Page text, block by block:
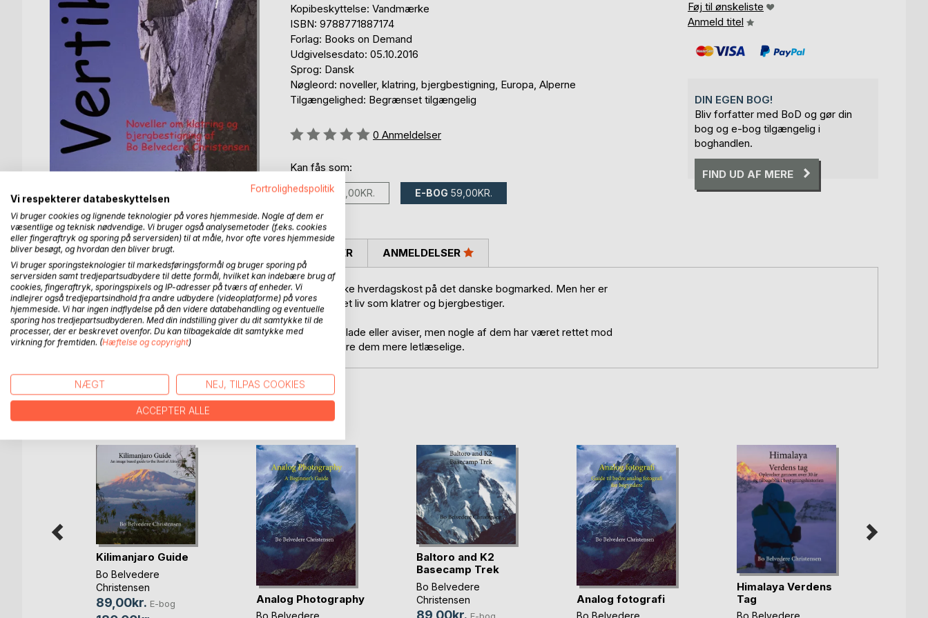
Kopibeskyttelse: Vandmærke
ISBN: 9788771887174
Forlag: Books on Demand
Udgivelsesdato: 05.10.2016
Sprog: Dansk
Nøgleord: noveller, klatring, bjergbestigning, Europa, Alperne
Tilgængelighed: Begrænset tilgængelig
Anmeldelse::
0 Anmeldelser
Kan fås som:
BOG 100,00KR. E-BOG 59,00KR.
Føj til ønskeliste
Anmeld titel
DIN EGEN BOG!
Bliv forfatter med BoD og gør din
bog og e-bog tilgængelig i
boghandlen.
FIND UD AF MERE
BESKRIVELSE
En novellesamling om klatring og bjergbestigning er det ikke hverdagskost på det danske bogmarked. Men her er
så en af slagsen. Den er samtidigt en delvis biografi over et liv som klatrer og bjergbestiger.
Mange af novellerne er oprindelig skrevet som artikler til blade eller aviser, men nogle af dem har været rettet mod
specialmagasiner og er derfor omarbejdet noget for at gøre dem mere letlæselige.
FORFATTER PRESSEN SKRIVER ANMELDELSER
FLERE TITLER HOSBoD
Kilimanjaro Guide
Bo Belvedere
Christensen
89,00kr. E-bog Analog Photography
Bo Belvedere
Baltoro and K2
Basecamp Trek
Bo Belvedere
Christensen
89,00kr. E-bog
Analog fotografi
Bo Belvedere
Himalaya Verdens
Tag
Bo Belvedere
Fortrolighedspolitik
Vi respekterer databeskyttelsen
Vi bruger cookies og lignende teknologier på vores hjemmeside. Nogle af dem er
væsentlige og teknisk nødvendige. Vi bruger også analysemetoder (f.eks. cookies
eller fingeraftryk og sporing på serversiden) til at måle, hvor ofte vores hjemmeside
bliver besøgt, og hvordan den bliver brugt.
Vi bruger sporingsteknologier til markedsføringsformål og bruger sporing på
serversiden samt tredjepartsudbydere til dette formål, hvilket kan indebære brug af
cookies, fingeraftryk, sporingspixels og IP-adresser på tværs af enheder. Vi
indlejrer også tredjepartsindhold fra andre udbydere (videoplatforme) på vores
hjemmeside. Vi har ingen indflydelse på den videre databehandling og eventuelle
sporing hos tredjepartsudbyderen. Med din indstilling giver du dit samtykke til de
processer, der er beskrevet ovenfor. Du kan tilbagekalde dit samtykke med
virkning for fremtiden. (Hæftelse og copyright)
NÆGT NEJ, TILPAS COOKIES
ACCEPTER ALLE